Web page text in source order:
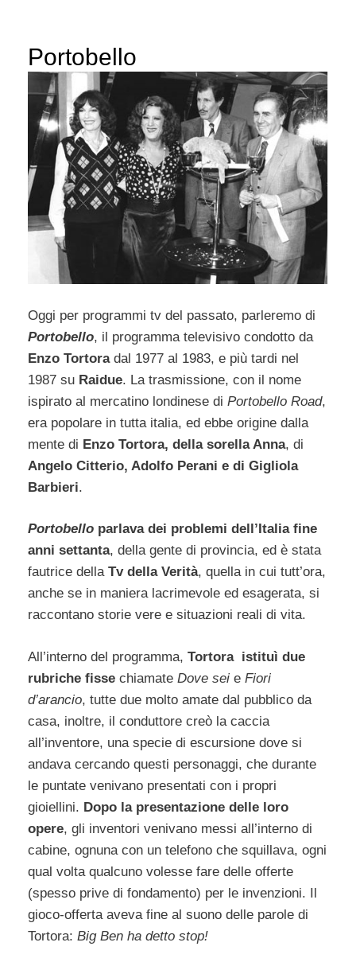
Portobello
Oggi per programmi tv del passato, parleremo di
Portobello, il programma televisivo condotto da
Enzo Tortoradal 1977 al 1983, e più tardi nel
1987 su Raidue. La trasmissione, con il nome
ispirato al mercatino londinese di Portobello Road,
era popolare in tutta italia, ed ebbe origine dalla
mente di Enzo Tortora, della sorella Anna, di
Angelo Citterio, Adolfo Perani e di Gigliola
Barbieri.
Portobello parlava dei problemi dell’Italia fine
anni settanta, della gente di provincia, ed è stata
fautrice della Tv della Verità, quella in cui tutt’ora,
anche se in maniera lacrimevole ed esagerata, si
raccontano storie vere e situazioni reali di vita.
All’interno del programma, Tortora istituì due
rubriche fisse chiamate Dove sei e Fiori
d’arancio, tutte due molto amate dal pubblico da
casa, inoltre, il conduttore creò la caccia
all’inventore, una specie di escursione dove si
andava cercando questi personaggi, che durante
le puntate venivano presentati con i propri
gioiellini. Dopo la presentazione delle loro
opere, gli inventori venivano messi all’interno di
cabine, ognuna con un telefono che squillava, ogni
qual volta qualcuno volesse fare delle offerte
(spesso prive di fondamento) per le invenzioni. Il
gioco-offerta aveva fine al suono delle parole di
Tortora: Big Ben ha detto stop!